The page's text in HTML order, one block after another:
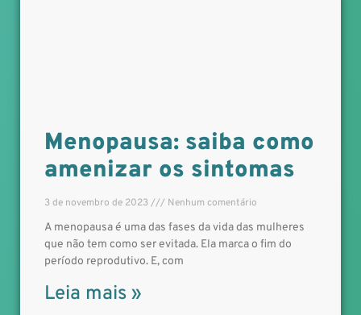
Menopausa: saiba como
amenizar os sintomas
3 de novembro de 2023 Nenhum comentário
A menopausa é uma das fases da vida das mulheres
que não tem como ser evitada. Ela marca o fim do
período reprodutivo. E, com
Leia mais »